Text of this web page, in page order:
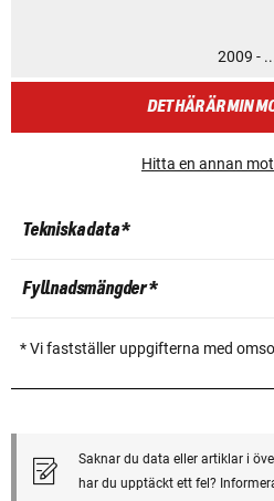
2009 -
DET HÄR ÄR MIN
Hitta en annan
Tekniska data *
Fyllnadsmängder *
* Vi fastställer uppgifterna med
Saknar du data eller artiklar i
har du upptäckt ett fel?